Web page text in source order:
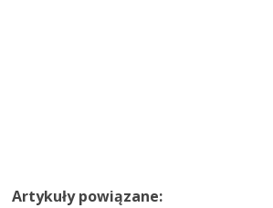
Artykuły powiązane: